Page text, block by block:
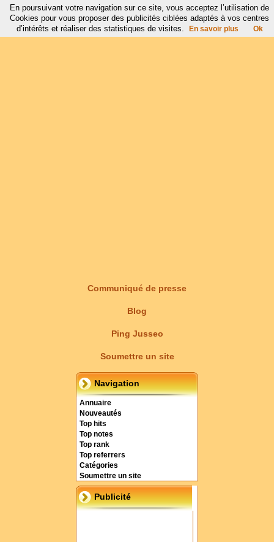
Communiqué de presse
Blog
Ping Jusseo
Soumettre un site
Navigation
Annuaire
Nouveautés
Top hits
Top notes
Top rank
Top referrers
Catégories
Soumettre un site
Publicité
En poursuivant votre navigation sur ce site, vous acceptez l’utilisation de
Cookies pour vous proposer des publicités ciblées adaptés à vos centres
d’intérêts et réaliser des statistiques de visites.
En savoir plus Ok